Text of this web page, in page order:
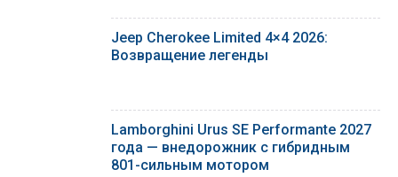
Jeep Cherokee Limited 4×4 2026:
Возвращение легенды
Lamborghini Urus SE Performante 2027
года — внедорожник с гибридным
801-сильным мотором